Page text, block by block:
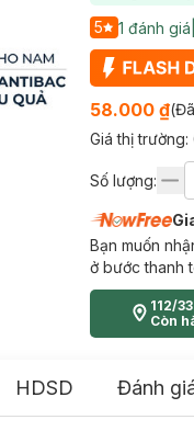
5 1 đánh giá
58.000 ₫
Giá thị trường:
Số lượng:
Bạn muốn
ở bước thanh
112/
Còn
HDSD Đánh